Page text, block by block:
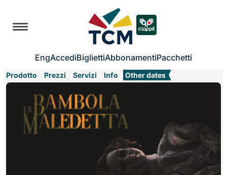
EngAccediBigliettiAbbonamentiPacchetti
Prodotto Prezzi Servizi Info Other dates